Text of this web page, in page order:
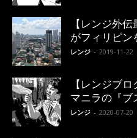
【レンジ外
がフィリピン
レンジ - 2019-11-22
【レンジブ
マニラの『ブ
レンジ - 2020-07-20